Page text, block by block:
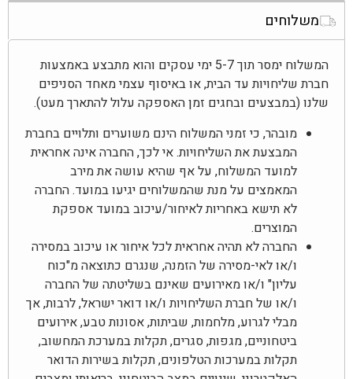
משלוחים
המשלוח ימסר תוך 5-7 ימי עסקים והוא מתבצע באמצעות
חברת שליחויות עד הבית, או באיסוף עצמי מאחד הסניפים
שלנו (במבצעים ובחגים זמן האספקה עלול להתארך מעט).
מובהר, כי זמני המשלוח הינם משוערים ותלויים בחברת
המבצעת את השליחויות. אי לכך, החברה אינה אחראית
למועד המשלוח, על אף שהיא עושה את מירב
המאמצים על מנת שהמשלוחים יגיעו במועד. החברה
לא תישא באחריות לאיחור/עיכוב במועד אספקת
המוצרים.
החברה לא תהיה אחראית לכל איחור או עיכוב במסירה
ו/או לאי-מסירה של הזמנה, שנגרם כתוצאה מ"כוח
עליון" ו/או מאירועים שאינם בשליטתה של החברה
ו/או של חברת השליחויות ו/או דואר ישראל, לרבות, אך
מבלי לגרוע, מלחמות, שביתות, אסונות טבע, אירועים
ביטחוניים, מגפות, סגרים, תקלות במערכת המחשוב,
תקלות במערכות הטלפונים, תקלות בשירות הדואר